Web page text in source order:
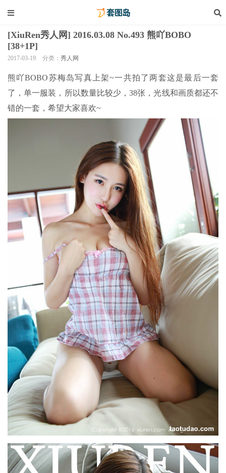
[XiuRen秀人网] 2016.03.08 No.493 熊吖BOBO
[38+1P]
2017-03-19 分类： 秀人网
熊吖BOBO苏梅岛写真上架~一共拍了两套这是最后一套
了，单一服装，所以数量比较少，38张，光线和画质都还不
错的一套，希望大家喜欢~